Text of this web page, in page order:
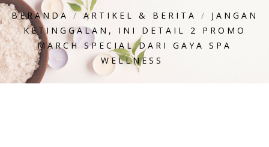
BERANDA /ARTIKEL & BERITA / JANGAN
KETINGGALAN, INI DETAIL 2 PROMO
MARCH SPECIAL DARI GAYA SPA
WELLNESS